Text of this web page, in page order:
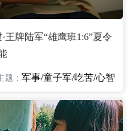
王牌陆军“雄鹰班1:6”夏令
题： 军事/童子军/吃苦/心智